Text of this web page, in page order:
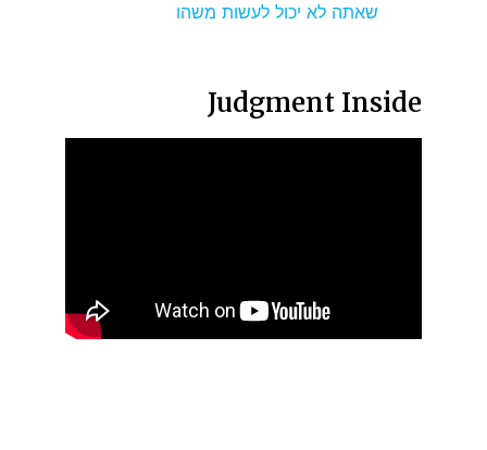
שאתה לא יכול לעשות משהו
Judgment Inside